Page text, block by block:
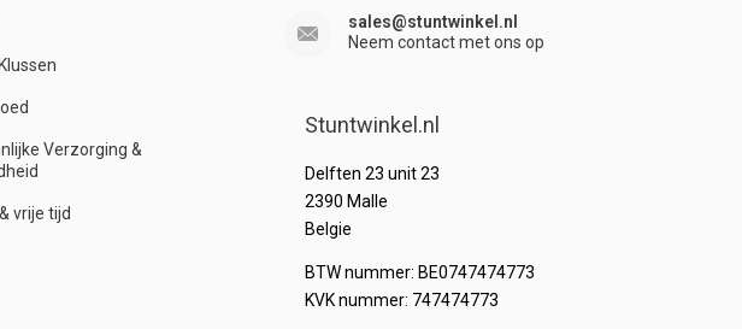
Verzorging &
vrije tijd
sales@stuntwinkel.nl
Neem contact met ons op
Stuntwinkel.nl
Delften 23 unit 23
2390 Malle
Belgie
BTW nummer: BE0747474773
KVK nummer: 747474773